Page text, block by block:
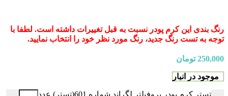
رنگ بندی این کرم پودر نسبت به قبل تغییرات داشته است. لطفا با
توجه به تست رنگ جدید، رنگ مورد نظر خود را انتخاب نمایید.
250,000 تومان
موجود در انبار
تستر کرم پودر پروفیلتر لگراند شماره 601(تستر) عدد